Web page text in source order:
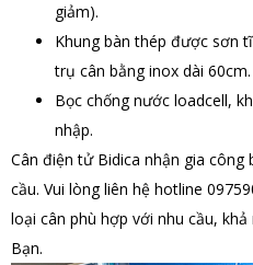
giảm).
Khung bàn thép được sơn
trụ cân bằng inox dài 60cm.
Bọc chống nước loadcell,
nhập.
Cân điện tử Bidica nhận gia
cầu. Vui lòng liên hệ hotline
loại cân phù hợp với nhu cầu,
Bạn.